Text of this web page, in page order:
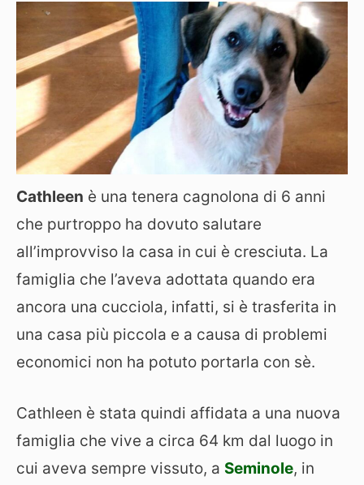
Cathleen è una tenera cagnolona di 6 anni
che purtroppo ha dovuto salutare
all’improvviso la casa in cui è cresciuta. La
famiglia che l’aveva adottata quando era
ancora una cucciola, infatti, si è trasferita in
una casa più piccola e a causa di problemi
economici non ha potuto portarla con sè.
Cathleen è stata quindi affidata a una nuova
famiglia che vive a circa 64 km dal luogo in
cui aveva sempre vissuto, a Seminole, in